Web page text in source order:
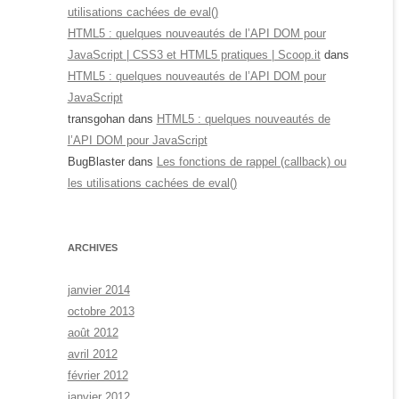
utilisations cachées de eval()
HTML5 : quelques nouveautés de l’API DOM pour
JavaScript | CSS3 et HTML5 pratiques | Scoop.itdans
HTML5 : quelques nouveautés de l’API DOM pour
JavaScript
transgohandans HTML5 : quelques nouveautés de
l’API DOM pour JavaScript
BugBlasterdans Les fonctions de rappel (callback) ou
les utilisations cachées de eval()
ARCHIVES
janvier 2014
octobre 2013
août 2012
avril 2012
février 2012